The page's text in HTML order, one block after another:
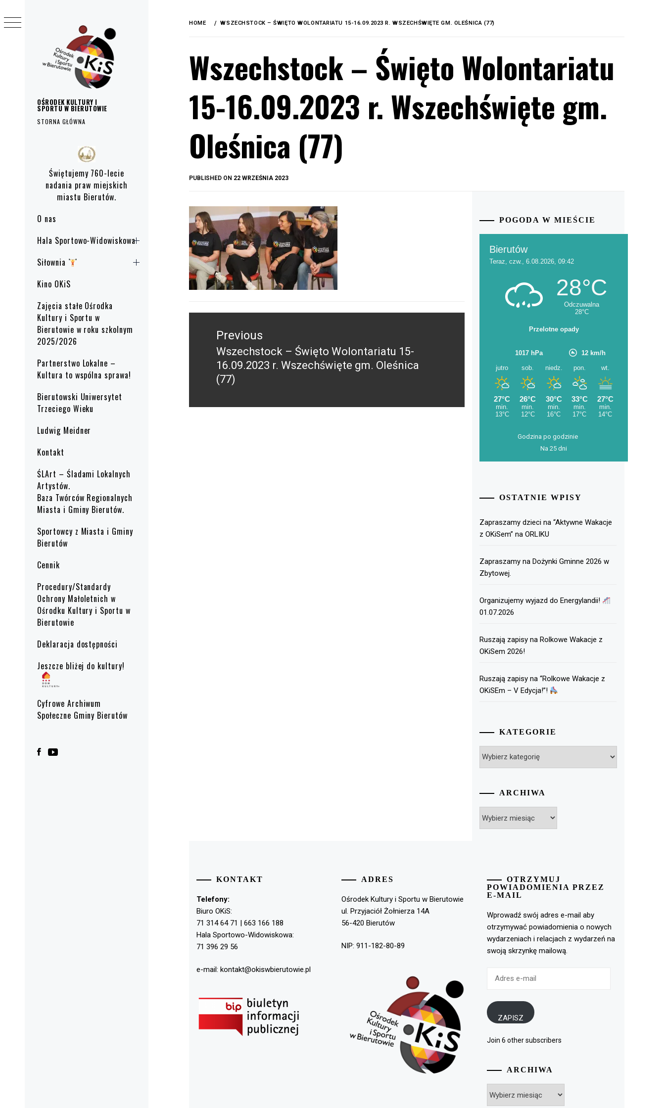
OŚRODEK KULTURY I
SPORTU W BIERUTOWIE
STORNA GŁÓWNA
Świętujemy 760-lecie
nadania praw miejskich
miastu Bierutów.
O nas
Hala Sportowo-Widowiskowa
Siłownia
Kino OKiS
Zajęcia stałe Ośrodka
Kultury i Sportu w
Bierutowie w roku szkolnym
2025/2026
Partnerstwo Lokalne –
Kultura to wspólna sprawa!
Bierutowski Uniwersytet
Trzeciego Wieku
Ludwig Meidner
Kontakt
ŚLArt – Śladami Lokalnych
Artystów.
Baza Twórców Regionalnych
Miasta i Gminy Bierutów.
Sportowcy z Miasta i Gminy
Bierutów
Cennik
Procedury/Standardy
Ochrony Małoletnich w
Ośrodku Kultury i Sportu w
Bierutowie
Deklaracja dostępności
Jeszcze bliżej do kultury!
Cyfrowe Archiwum
Społeczne Gminy Bierutów
HOME WSZECHSTOCK – ŚWIĘTO WOLONTARIATU 15-16.09.2023 R. WSZECHŚWIĘTE GM. OLEŚNICA (77)
Wszechstock – Święto Wolontariatu
15-16.09.2023 r. Wszechświęte gm.
Oleśnica (77)
PUBLISHED ON 22 WRZEŚNIA 2023
wpisuPrevious
Previous
post:
Wszechstock – Święto Wolontariatu 15-
16.09.2023 r. Wszechświęte gm. Oleśnica
(77)
POGODA W MIEŚCIE
Godzina po godzinie
Na 25 dni
OSTATNIE WPISY
Zapraszamy dzieci na “Aktywne Wakacje
z OKiSem” na ORLIKU
Zapraszamy na Dożynki Gminne 2026 w
Zbytowej.
Organizujemy wyjazd do Energylandii!
01.07.2026
Ruszają zapisy na Rolkowe Wakacje z
OKiSem 2026!
Ruszają zapisy na “Rolkowe Wakacje z
OKiSEm – V Edycja!”!
KATEGORIE
ARCHIWA
KONTAKT
Telefony:
Biuro OKiS:
71 314 64 71 | 663 166 188
Hala Sportowo-Widowiskowa:
71 396 29 56
e-mail: kontakt@okiswbierutowie.pl
ADRES
Ośrodek Kultury i Sportu w Bierutowie
ul. Przyjaciół Żołnierza 14A
56-420 Bierutów
NIP: 911-182-80-89
OTRZYMUJ
POWIADOMIENIA PRZEZ
E-MAIL
Wprowadź swój adres e-mail aby
otrzymywać powiadomienia o nowych
wydarzeniach i relacjach z wydarzeń na
swoją skrzynkę mailową.
ZAPISZ
Join 6 other subscribers
ARCHIWA